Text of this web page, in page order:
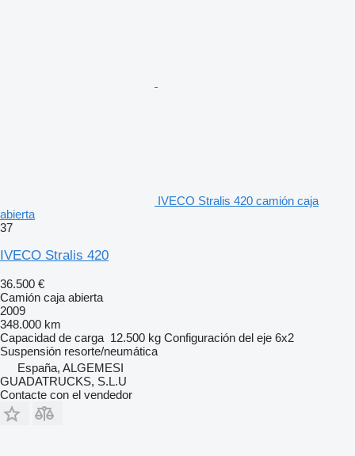
IVECO Stralis 420 camión caja
abierta
37
IVECO Stralis 420
36.500 €
Camión caja abierta
2009
348.000 km
Capacidad de carga 12.500 kg Configuración del eje 6x2
Suspensión resorte/neumática
España, ALGEMESI
GUADATRUCKS, S.L.U
Contacte con el vendedor